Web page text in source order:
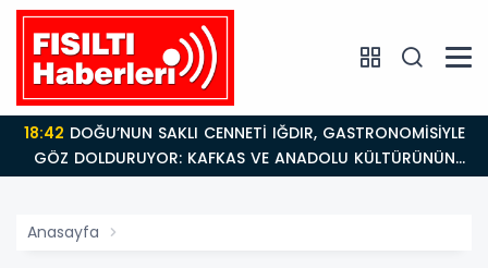
18:42
GÖZ DOLDURUYOR: KAFKAS VE ANADOLU KÜLTÜRÜNÜN
BULUŞMA NOKTASI
Anasayfa